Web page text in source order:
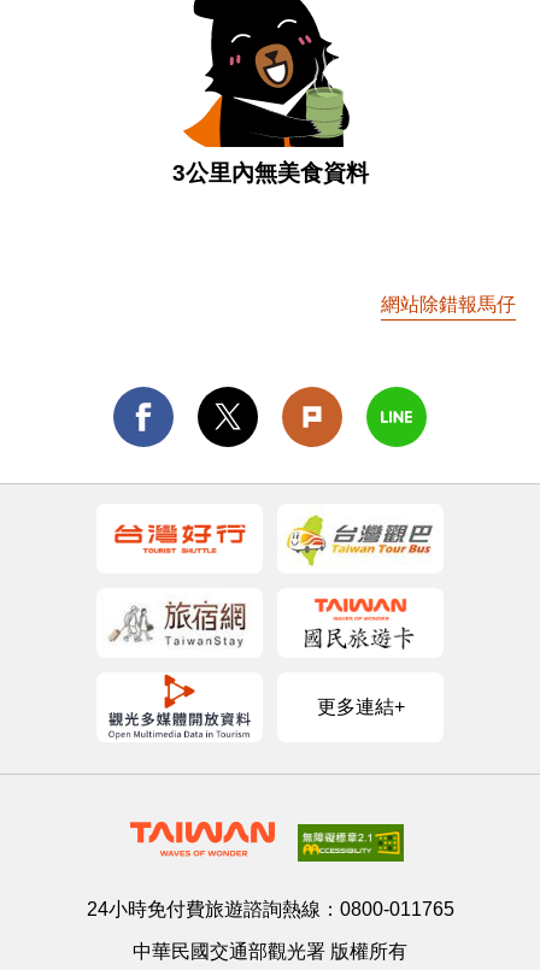
3公里內無美食資料
網站除錯報馬仔
更多連結+
24小時免付費旅遊諮詢熱線： 0800-011765
中華民國交通部觀光署 版權所有